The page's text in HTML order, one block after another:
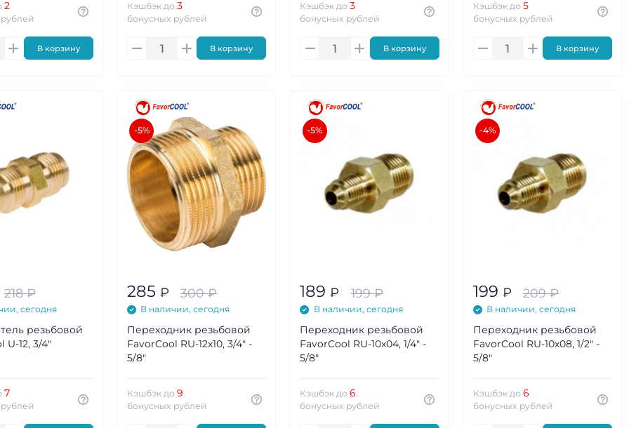
2
В корзину
Кэшбэк до 3
бонусных рублей
В корзину
Кэшбэк до3
бонусных рублей
В корзину
Кэшбэк до 5
бонусных рублей
В корзину
218₽
сегодня
резьбовой
U-12, 3/4"
7
-5%
285 ₽ 300₽
В наличии, сегодня
Переходник резьбовой
FavorCool RU-12х10, 3/4" -
5/8"
Кэшбэк до 9
бонусных рублей
-5%
189 ₽ 199₽
В наличии, сегодня
Переходник резьбовой
FavorCool RU-10х04, 1/4" -
5/8"
Кэшбэк до6
бонусных рублей
-4%
199 ₽ 209₽
В наличии, сегодня
Переходник резьбовой
FavorCool RU-10х08, 1/2" -
5/8"
Кэшбэк до 6
бонусных рублей